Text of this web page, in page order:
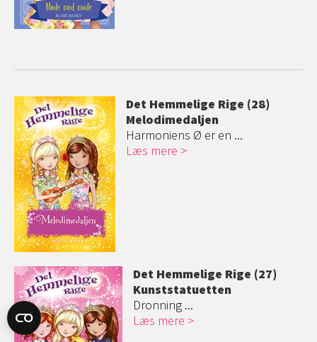
Det Hemmelige Rige (28)
Melodimedaljen
Harmoniens Ø er en ...
Læs mere
Det Hemmelige Rige (27)
Kunststatuetten
Dronning ...
Læs mere